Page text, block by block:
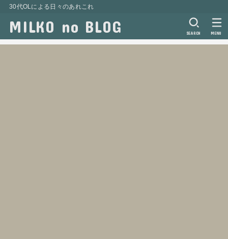
30代OLによる日々のあれこれ
MILKO no BLOG SEARCH MENU